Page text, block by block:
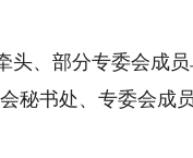
、部分专委会成员
秘书处、专委会成